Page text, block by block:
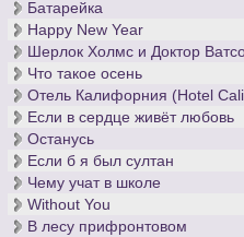
Батарейка
Happy New Year
Шерлок Холмс и Доктор
Что такое осень
Отель Калифорния (Hotel
Если в сердце живёт любовь
Останусь
Если б я был султан
Чему учат в школе
Without You
В лесу прифронтовом